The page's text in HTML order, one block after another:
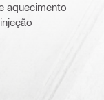
aquecimento